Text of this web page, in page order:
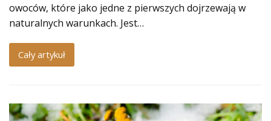
owoców, które jako jedne z pierwszych dojrzewają w
naturalnych warunkach. Jest…
Cały artykuł